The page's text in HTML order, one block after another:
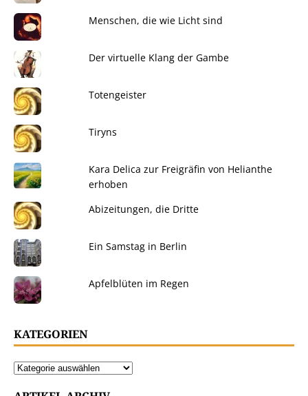
Menschen, die wie Licht sind
Der virtuelle Klang der Gambe
Totengeister
Tiryns
Kara Delica zur Freigräfin von Helianthe
erhoben
Abizeitungen, die Dritte
Ein Samstag in Berlin
Apfelblüten im Regen
KATEGORIEN